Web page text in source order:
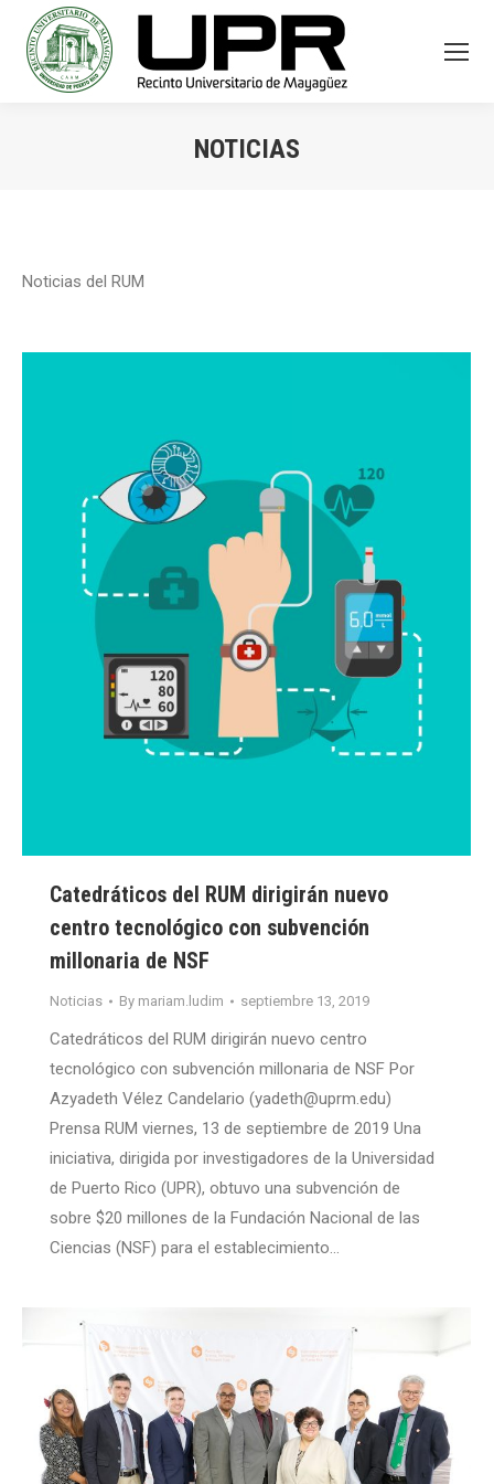
NOTICIAS
Noticias del RUM
Catedráticos del RUM dirigirán nuevo
centro tecnológico con subvención
millonaria de NSF
Noticias By mariam.ludim septiembre 13, 2019
Catedráticos del RUM dirigirán nuevo centro
tecnológico con subvención millonaria de NSF Por
Azyadeth Vélez Candelario (yadeth@uprm.edu)
Prensa RUM viernes, 13 de septiembre de 2019 Una
iniciativa, dirigida por investigadores de la Universidad
de Puerto Rico (UPR), obtuvo una subvención de
sobre $20 millones de la Fundación Nacional de las
Ciencias (NSF) para el establecimiento…